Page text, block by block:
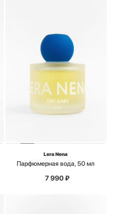
Lera Nena
Парфюмерная вода, 50 мл
7 990₽